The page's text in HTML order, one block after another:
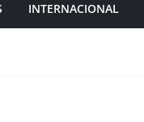
INTERNACIONAL